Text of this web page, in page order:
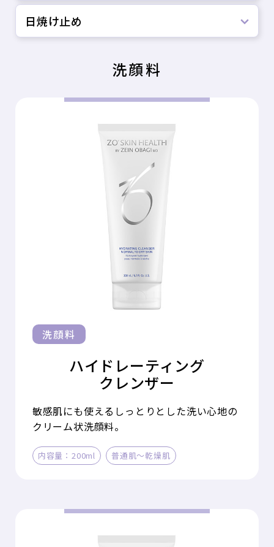
日焼け止め
洗顔料
洗顔料
ハイドレーティング
クレンザー
敏感肌にも使えるしっとりとした洗い心地の
クリーム状洗顔料。
内容量：200ml 普通肌～乾燥肌